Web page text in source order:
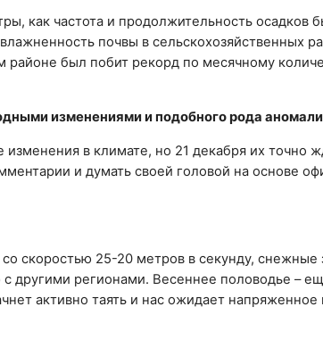
как частота и продолжительность осадков
почвы в сельскохозяйственных
был побит рекорд по месячному
изменениями и подобного рода
в климате, но 21 декабря их точно
и думать своей головой на основе
скоростью 25-20 метров в секунду, снежные
другими регионами. Весеннее половодье –
активно таять и нас ожидает напряженное